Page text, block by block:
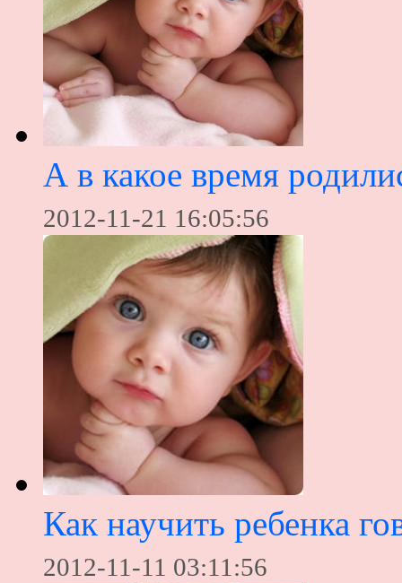
А в какое время
2012-11-21 16:05:56
Как научить ребенка
2012-11-11 03:11:56